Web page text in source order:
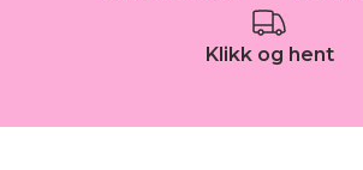
Klikk og hent